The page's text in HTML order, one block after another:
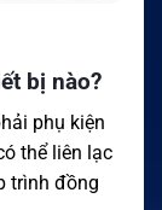
bị nào?
phụ kiện
thể liên lạc
trình đồng